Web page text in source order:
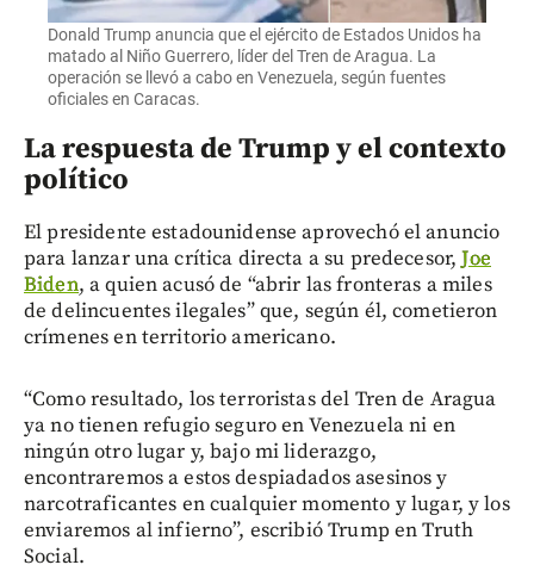
Donald Trump anuncia que el ejército de Estados Unidos ha
matado al Niño Guerrero, líder del Tren de Aragua. La
operación se llevó a cabo en Venezuela, según fuentes
oficiales en Caracas.
La respuesta de Trump y el contexto
político
El presidente estadounidense aprovechó el anuncio
para lanzar una crítica directa a su predecesor,Joe
Biden, a quien acusó de “abrir las fronteras a miles
de delincuentes ilegales” que, según él, cometieron
crímenes en territorio americano.
“Como resultado, los terroristas del Tren de Aragua
ya no tienen refugio seguro en Venezuela ni en
ningún otro lugar y, bajo mi liderazgo,
encontraremos a estos despiadados asesinos y
narcotraficantes en cualquier momento y lugar, y los
enviaremos al infierno”, escribió Trump en Truth
Social.